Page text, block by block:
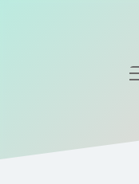
Gizlilik Politikası